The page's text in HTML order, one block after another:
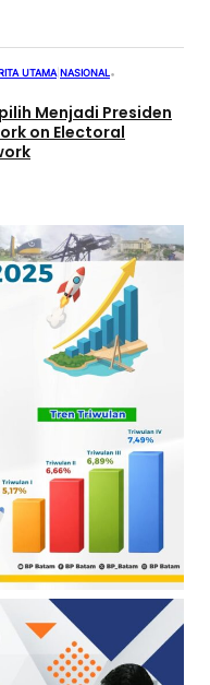
UTAMA NASIONAL•
Menjadi Presiden
on Electoral